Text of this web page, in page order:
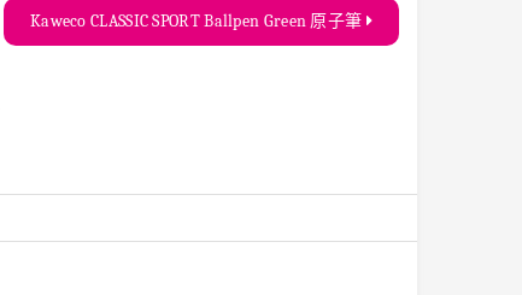
Kaweco CLASSIC SPORT Ballpen Green 原子筆